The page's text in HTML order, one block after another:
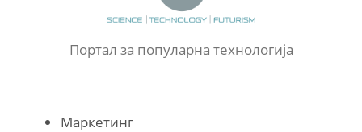
Портал за популарна технологија
Маркетинг